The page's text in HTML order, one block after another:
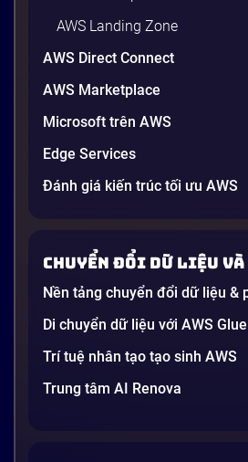
AWS Landing Zone
AWS Direct Connect
AWS Marketplace
Microsoft trên AWS
Edge Services
Đánh giá kiến trúc tối ưu AWS
Chuyển đổi dữ liệu và
Nền tảng chuyển đổi dữ liệu &
Di chuyển dữ liệu với AWS Glue
Trí tuệ nhân tạo tạo sinh AWS
Trung tâm AI Renova